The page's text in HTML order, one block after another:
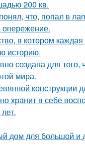
200 кв.
что, попал в
опережение.
в котором каждая
историю.
создана для того,
мира.
конструкции
хранит в себе
дом для большой и